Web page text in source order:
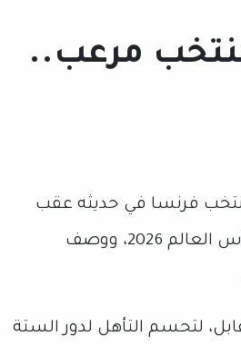
مرعب..
فرنسا في حديثه عقب
المباراة التي جمعت الفريقين في دور الـ 32 ببطولة كأس العالم 2026، ووصف
لتحسم التأهل لدور الستة